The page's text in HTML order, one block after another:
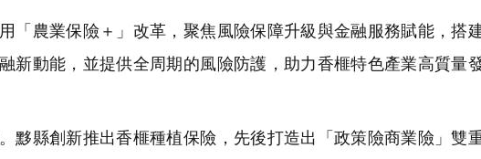
「農業保險＋」改革，聚焦風險保障升級與金融服務賦能，搭
新動能，並提供全周期的風險防護，助力香榧特色產業高質量
黟縣創新推出香榧種植保險，先後打造出「政策險商業險」雙